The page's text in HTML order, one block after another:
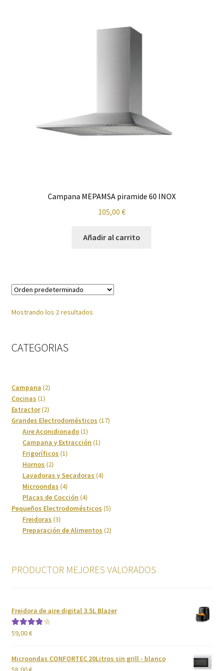
Frigoríficos
Lavavajillas
Limpieza del hogar
Ofertas
Pequeños electrodomésticos
Placas de Cocción
Política de privacidad
Preparación de alimentos
Reproductores
Televisión
Tienda
Ventiladores
Campana MEPAMSA piramide 60 INOX
105,00 €
Añadir al carrito
Mostrando los 2 resultados
CATEGORIAS
Campana 22
Cocinas 11
producto
Extractor 22
productos
Grandes Electrodomésticos 1717
Aire Aconidionado 11
producto
Campana y Extracción 11
Frigoríficos 11
Hornos 22
productos
Lavadoras y Secadoras 44
Microondas 44
productos
Placas de Cocción 44
productos
Pequeños Electrodomésticos 55
Freidoras 33
productos
Preparación de Alimentos 22
PRODUCTOR MEJORES VALORADOS
Freidora de aire digital 3.5L Blazer
Valorado
59,00€
Microondas CONFORTEC 20Litros sin grill - blanco